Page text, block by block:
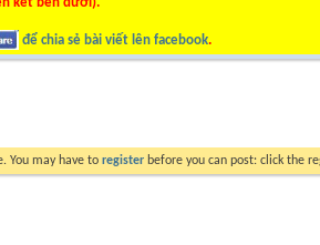
để chia sẻ bài viết lên facebook.
You may have to register before you can post: click the